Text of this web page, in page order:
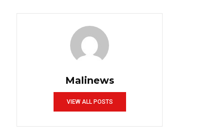
Malinews
VIEW ALL POSTS